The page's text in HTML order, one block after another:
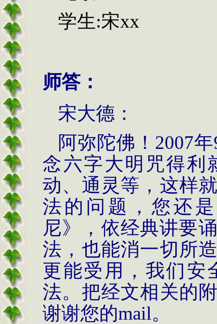
学生:宋xx
师答：
宋大德：
阿弥陀佛！ 2007年
念六字大明咒得利
动、通灵等，这样
法的问题，您还
尼》，依经典讲要
法，也能消一切所
更能受用，我们安
法。把经文相关的
谢谢您的mail。